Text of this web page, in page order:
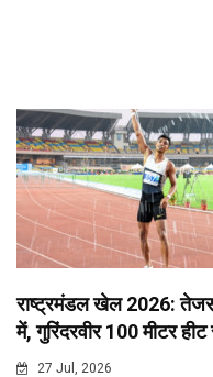
राष्ट्रमंडल खेल 2026: तेजस
में, गुरिंदरवीर 100 मीटर हीट
27 Jul, 2026